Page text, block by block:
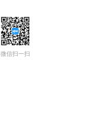
微信扫一扫